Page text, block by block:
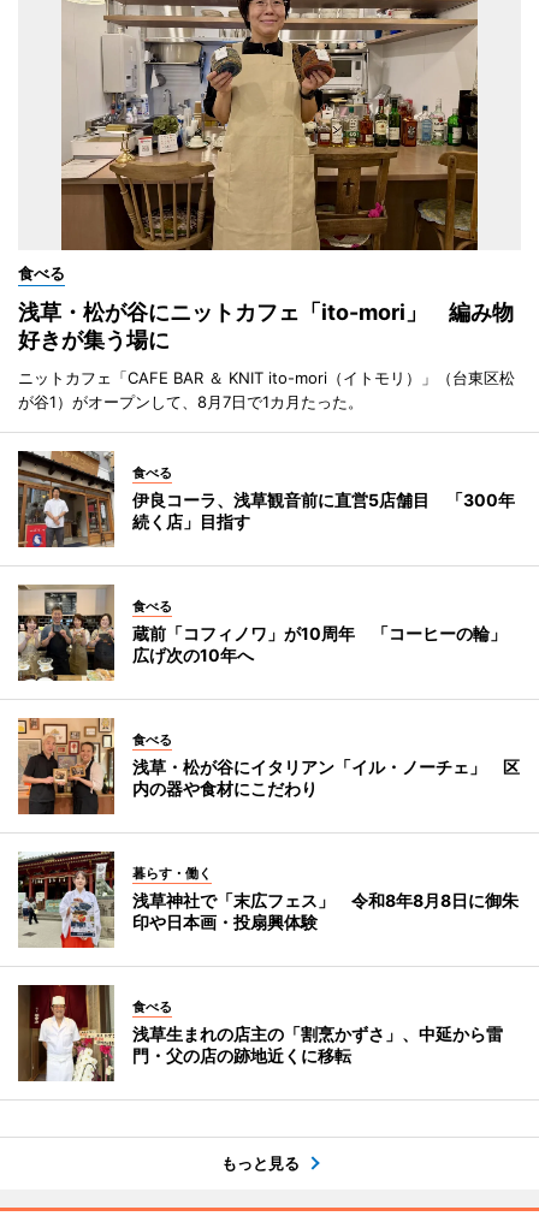
食べる
浅草・松が谷にニットカフェ「ito-mori」 編み物
好きが集う場に
ニットカフェ「CAFE BAR ＆ KNIT ito-mori（イトモリ）」（台東区松
が谷1）がオープンして、8月7日で1カ月たった。
食べる
伊良コーラ、浅草観音前に直営5店舗目 「300年
続く店」目指す
食べる
蔵前「コフィノワ」が10周年 「コーヒーの輪」
広げ次の10年へ
食べる
浅草・松が谷にイタリアン「イル・ノーチェ」 区
内の器や食材にこだわり
暮らす・働く
浅草神社で「末広フェス」 令和8年8月8日に御朱
印や日本画・投扇興体験
食べる
浅草生まれの店主の「割烹かずさ」、中延から雷
門・父の店の跡地近くに移転
もっと見る